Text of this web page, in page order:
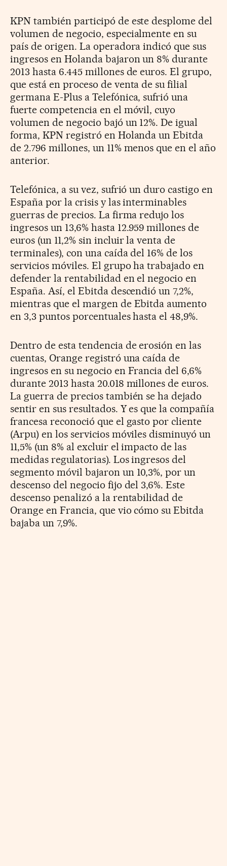
KPN también participó de este desplome del
volumen de negocio, especialmente en su
país de origen. La operadora indicó que sus
ingresos en Holanda bajaron un 8% durante
2013 hasta 6.445 millones de euros. El grupo,
que está en proceso de venta de su filial
germana E-Plus a Telefónica, sufrió una
fuerte competencia en el móvil, cuyo
volumen de negocio bajó un 12%. De igual
forma, KPN registró en Holanda un Ebitda
de 2.796 millones, un 11% menos que en el año
anterior.
Telefónica, a su vez, sufrió un duro castigo en
España por la crisis y las interminables
guerras de precios. La firma redujo los
ingresos un 13,6% hasta 12.959 millones de
euros (un 11,2% sin incluir la venta de
terminales), con una caída del 16% de los
servicios móviles. El grupo ha trabajado en
defender la rentabilidad en el negocio en
España. Así, el Ebitda descendió un 7,2%,
mientras que el margen de Ebitda aumento
en 3,3 puntos porcentuales hasta el 48,9%.
Dentro de esta tendencia de erosión en las
cuentas, Orange registró una caída de
ingresos en su negocio en Francia del 6,6%
durante 2013 hasta 20.018 millones de euros.
La guerra de precios también se ha dejado
sentir en sus resultados. Y es que la compañía
francesa reconoció que el gasto por cliente
(Arpu) en los servicios móviles disminuyó un
11,5% (un 8% al excluir el impacto de las
medidas regulatorias). Los ingresos del
segmento móvil bajaron un 10,3%, por un
descenso del negocio fijo del 3,6%. Este
descenso penalizó a la rentabilidad de
Orange en Francia, que vio cómo su Ebitda
bajaba un 7,9%.